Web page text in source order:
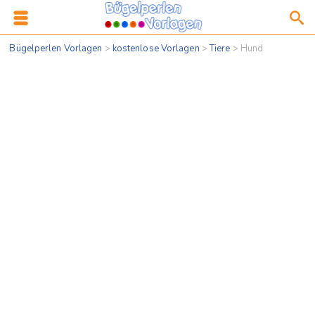
Bügelperlen Vorlagen > kostenlose Vorlagen >Tiere > Hund